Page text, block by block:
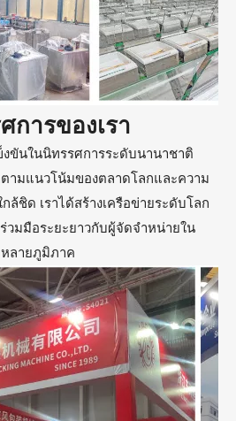
การของเรา
งขันในนิทรรศการระดับนานาชาติ
ามแนวโน้มของตลาดโลกและความ
ล้ชิด เราได้สร้างเครือข่ายระดับโลก
วมมือระยะยาวกับผู้จัดจำหน่ายใน
หลายภูมิภาค